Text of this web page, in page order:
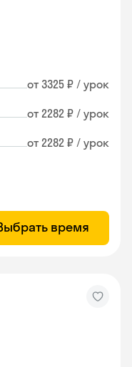
от 3325 ₽ / урок
от 2282 ₽ / урок
от 2282 ₽ / урок
время